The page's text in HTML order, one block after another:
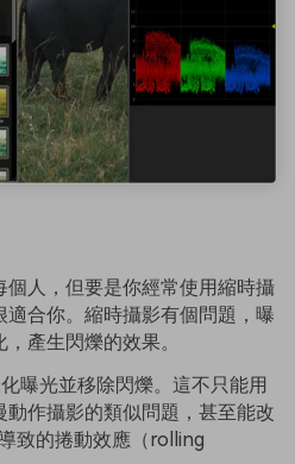
人，但要是你經常使用縮時攝
合你。縮時攝影有個問題，曝
產生閃爍的效果。
曝光並移除閃爍。這不只能用
作攝影的類似問題，甚至能改
致的捲動效應（rolling